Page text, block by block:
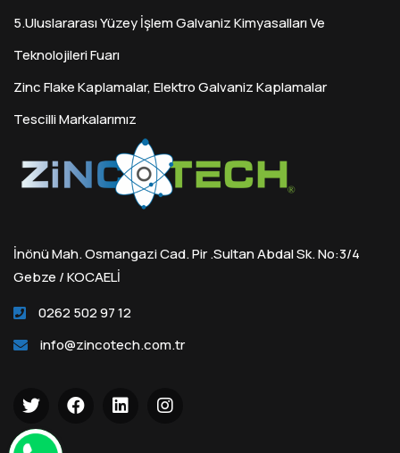
5.Uluslararası Yüzey İşlem Galvaniz Kimyasalları Ve
Teknolojileri Fuarı
Zinc Flake Kaplamalar, Elektro Galvaniz Kaplamalar
Tescilli Markalarımız
İnönü Mah. Osmangazi Cad. Pir .Sultan Abdal Sk. No:3/4
Gebze / KOCAELİ
0262 502 97 12
info@zincotech.com.tr